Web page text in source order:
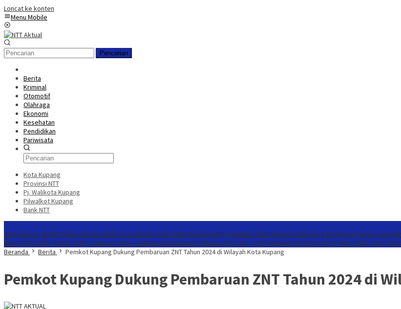
Loncat ke konten
Menu Mobile
Pencarian
Berita
Kriminal
Otomotif
Olahraga
Ekonomi
Kesehatan
Pendidikan
Pariwisata
Kota Kupang
Provinsi NTT
Pj. Walikota Kupang
Pilwalkot Kupang
Bank NTT
Jalin Sinergi, BI NTT Gelar Garuda Sakti Cross Border Fest 2026 Ekonomi NTT Triwulan II 2026 Tumbuh Sebesar 5,01 Persen Perwira dan
Buka SLCN 2026, Sekda Jeffry: Nelayan Harus Jadikan Keselamatan Sebagai Prioritas OJK Terbitkan POJK Nomor 8 Tahun 2026, Atur
Beranda
Berita Pemkot Kupang Dukung Pembaruan ZNT Tahun 2024 di Wilayah Kota Kupang
Pemkot Kupang Dukung Pembaruan ZNT Tahun 2024 di